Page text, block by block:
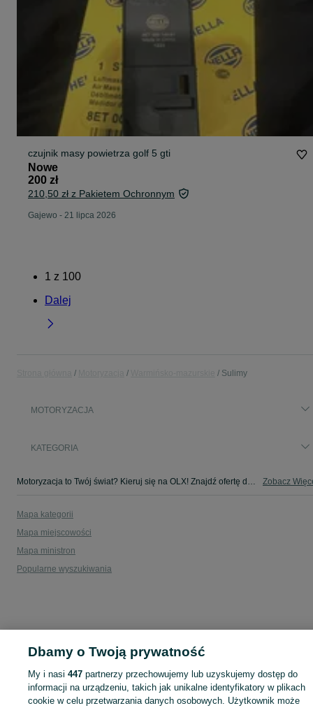
czujnik masy powietrza golf 5 gti
Nowe
200 zł
210,50 zł z Pakietem Ochronnym
Gajewo - 21 lipca 2026
1 z 100
Dalej
Sulimy
MOTORYZACJA
KATEGORIA
Motoryzacja to Twój świat? Kieruj się na OLX! Znajdź ofertę dla siebie w kategorii Motoryzacja na OLX - Sulimy i okolice! Zobacz
Mapa kategorii
Mapa miejscowości
Mapa ministron
Popularne wyszukiwania
Dbamy o Twoją prywatność
My i nasi447 partnerzy przechowujemy lub uzyskujemy dostęp do
informacji na urządzeniu, takich jak unikalne identyfikatory w plikach
cookie w celu przetwarzania danych osobowych. Użytkownik może